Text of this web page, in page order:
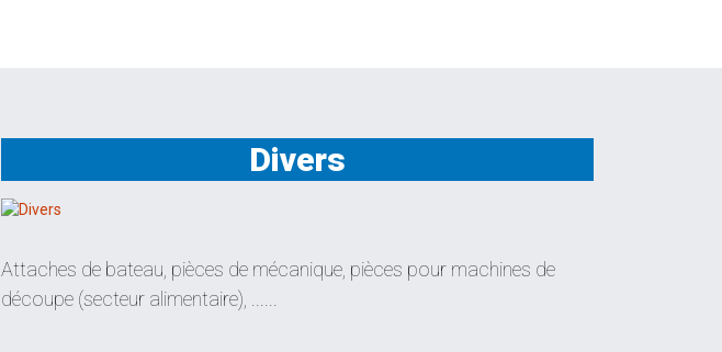
Divers
Attaches de bateau, pièces de mécanique, pièces pour machines de
découpe (secteur alimentaire), ......